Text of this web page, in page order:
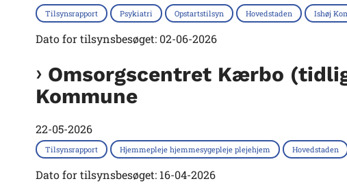
Tilsynsrapport Psykiatri Opstartstilsyn Hovedstaden Ishøj
Dato for tilsynsbesøget: 02-06-2026
Omsorgscentret Kærbo
Kommune
22-05-2026
Tilsynsrapport Hjemmepleje hjemmesygepleje plejehjem Hovedstaden
Dato for tilsynsbesøget: 16-04-2026